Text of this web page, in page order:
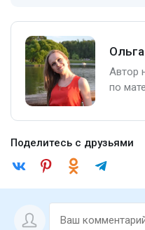
Автор
по
Поделитесь с друзьями